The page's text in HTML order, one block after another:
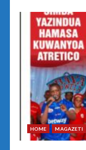
HOME MAGAZETI